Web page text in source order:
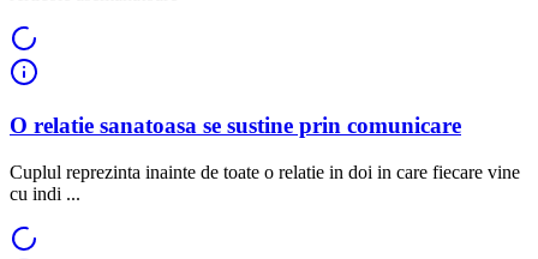
O relatie sanatoasa se sustine prin comunicare
Cuplul reprezinta inainte de toate o relatie in doi in care fiecare vine
cu indi ...